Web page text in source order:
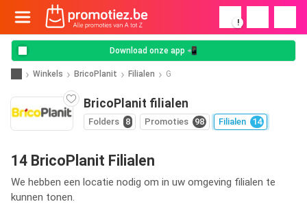
!
Download onze app 📲
Winkels BricoPlanit Filialen G
BricoPlanit filialen
Folders 8 Promoties 98 Filialen 14
14 BricoPlanit Filialen
We hebben een locatie nodig om in uw omgeving filialen te
kunnen tonen.